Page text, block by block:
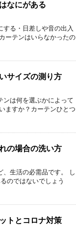
なにがある
する・日差しや音の出入
ーテンはいらなかったの
サイズの測り方
ンは何を選ぶかによって
ますか？カーテンひとつ
の場合の洗い方
、生活の必需品です。 し
のではないでしょう
トとコロナ対策